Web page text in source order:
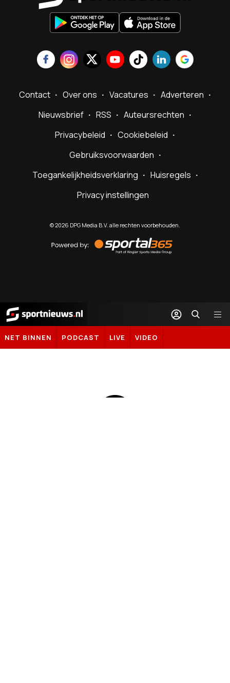
Contact Over ons Vacatures
Adverteren
Nieuwsbrief
RSS
Auteursrechten
Privacybeleid
Cookiebeleid
Gebruiksvoorwaarden
Toegankelijkheidsverklaring
Huisregels
Privacy instellingen
©2026 DPG Media B.V. alle rechten voorbehouden.
by
Sportal365
Sportnieuws.nl
NET BINNEN PODCAST LIVE VIDEO